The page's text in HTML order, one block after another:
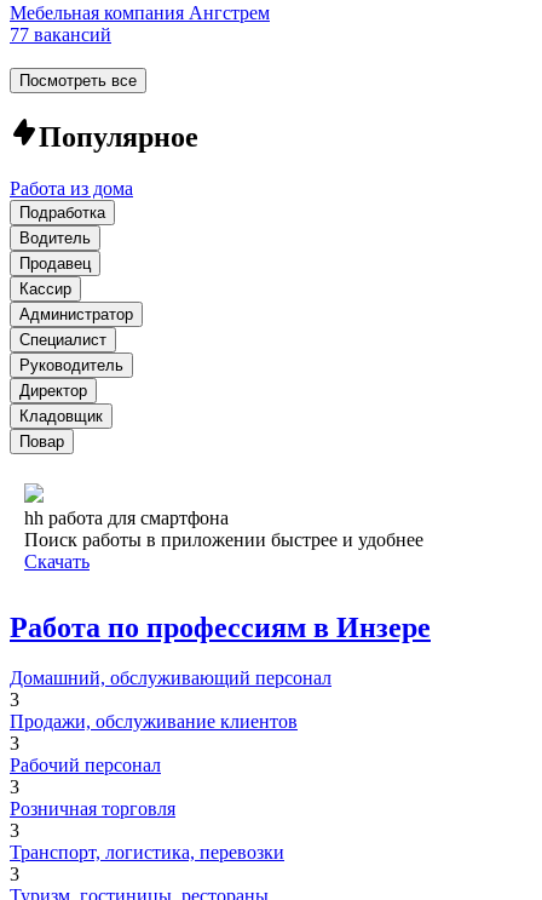
Мебельная компания Ангстрем
77 вакансий
Посмотреть все
Популярное
Работа из дома
Подработка
Водитель
Продавец
Кассир
Администратор
Специалист
Руководитель
Директор
Кладовщик
Повар
hh работа для смартфона
Поиск работы в приложении быстрее и удобнее
Скачать
Работа по профессиям в Инзере
Домашний, обслуживающий персонал
3
Продажи, обслуживание клиентов
3
Рабочий персонал
3
Розничная торговля
3
Транспорт, логистика, перевозки
3